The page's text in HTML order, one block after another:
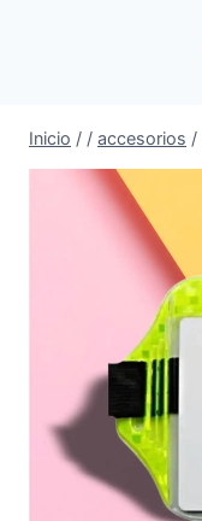
Inicio / / accesorios /